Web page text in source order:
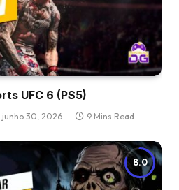
UFC 6 (PS5)
junho 30, 2026 9 Mins Read
8.0